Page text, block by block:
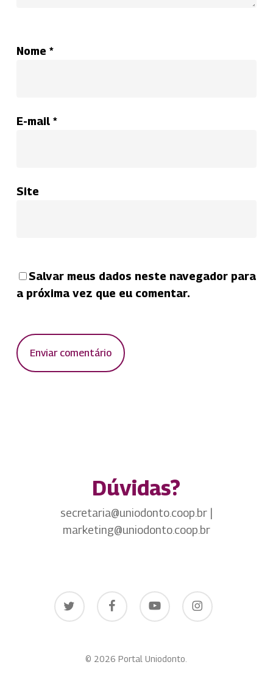
Nome *
E-mail *
Site
Salvar meus dados neste navegador para
a próxima vez que eu comentar.
Dúvidas?
secretaria@uniodonto.coop.br |
marketing@uniodonto.coop.br
twitter facebook youtube instagram
© 2026 Portal Uniodonto.